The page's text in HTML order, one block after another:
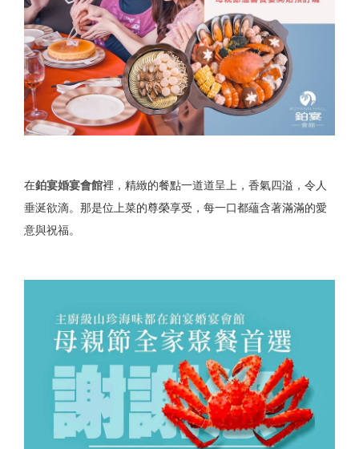
在鉑宴婚宴會館裡，精緻的餐點一道道呈上，香氣四溢，令人
垂涎欲滴。那是位上菜的尊榮享受，每一口都蘊含著滿滿的愛
意與祝福。